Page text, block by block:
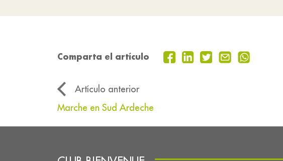
Comparta el artículo
Artículo anterior
Marche en Sud Ardeche